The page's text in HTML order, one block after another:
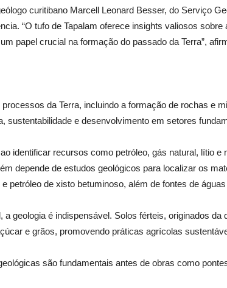
curitibano Marcell Leonard Besser, do Serviço
“O tufo de Tapalam oferece insights valiosos
papel crucial na formação do passado da Terra”,
da Terra, incluindo a formação de rochas e
sustentabilidade e desenvolvimento em setores
identificar recursos como petróleo, gás natural, lítio e
depende de estudos geológicos para localizar os
petróleo de xisto betuminoso, além de fontes de
geologia é indispensável. Solos férteis, originados
e grãos, promovendo práticas agrícolas
são fundamentais antes de obras como